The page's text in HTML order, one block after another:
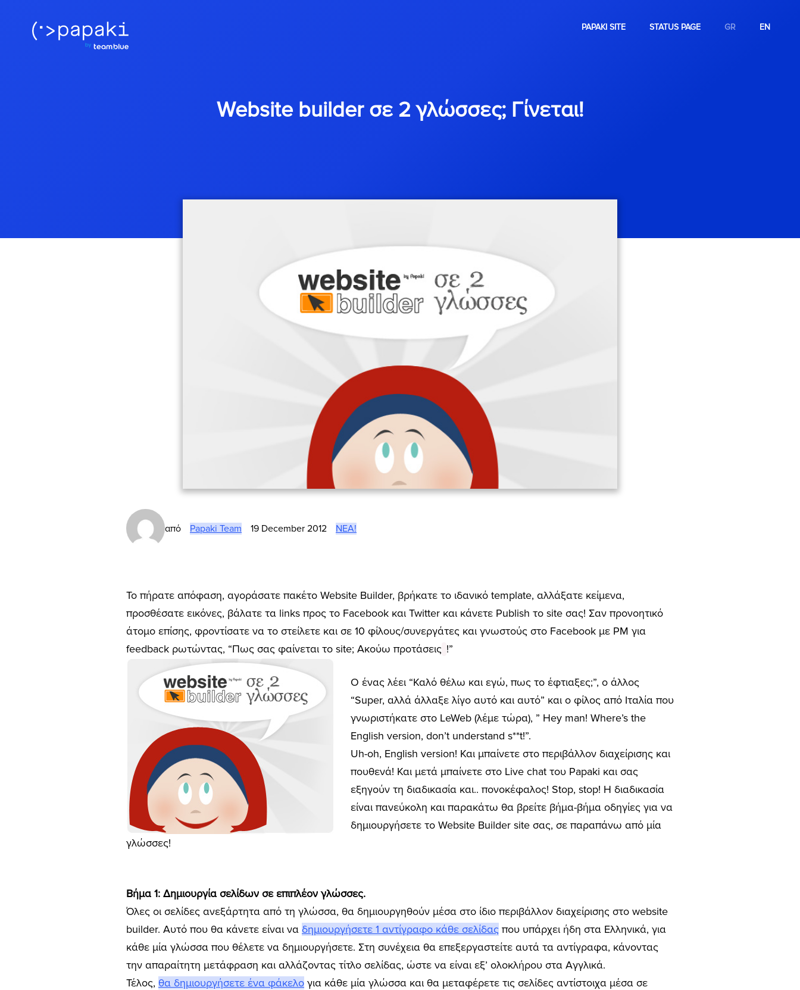
PAPAKI SITE STATUS PAGE GR EN
Website builder σε 2 γλώσσες; Γίνεται!
από Papaki Team 19 December 2012 ΝΈΑ!
Το πήρατε απόφαση, αγοράσατε πακέτο Website Builder, βρήκατε το ιδανικό template, αλλάξατε κείμενα,
προσθέσατε εικόνες, βάλατε τα links προς το Facebook και Twitter και κάνετε Publish το site σας! Σαν προνοητικό
άτομο επίσης, φροντίσατε να το στείλετε και σε 10 φίλους/συνεργάτες και γνωστούς στο Facebook με PM για
feedback ρωτώντας, “Πως σας φαίνεται το site; Ακούω προτάσεις !”
Ο ένας λέει “Καλό θέλω και εγώ, πως το έφτιαξες;”, ο άλλος
“Super, αλλά άλλαξε λίγο αυτό και αυτό” και ο φίλος από Ιταλία που
γνωριστήκατε στο LeWeb (λέμε τώρα), ” Hey man! Where’s the
English version, don’t understand s**t!”.
Uh-oh, English version! Και μπαίνετε στο περιβάλλον διαχείρισης και
πουθενά! Και μετά μπαίνετε στο Live chat του Papaki και σας
εξηγούν τη διαδικασία και.. πονοκέφαλος! Stop, stop! Η διαδικασία
είναι πανεύκολη και παρακάτω θα βρείτε βήμα-βήμα οδηγίες για να
δημιουργήσετε το Website Builder site σας, σε παραπάνω από μία
γλώσσες!
Βήμα 1: Δημιουργία σελίδων σε επιπλέον γλώσσες.
Όλες οι σελίδες ανεξάρτητα από τη γλώσσα, θα δημιουργηθούν μέσα στο ίδιο περιβάλλον διαχείρισης στο website
builder. Αυτό που θα κάνετε είναι να δημιουργήσετε 1 αντίγραφο κάθε σελίδας που υπάρχει ήδη στα Ελληνικά, για
κάθε μία γλώσσα που θέλετε να δημιουργήσετε. Στη συνέχεια θα επεξεργαστείτε αυτά τα αντίγραφα, κάνοντας
την απαραίτητη μετάφραση και αλλάζοντας τίτλο σελίδας, ώστε να είναι εξ’ ολοκλήρου στα Αγγλικά.
Τέλος, θα δημιουργήσετε ένα φάκελο για κάθε μία γλώσσα και θα μεταφέρετε τις σελίδες αντίστοιχα μέσα σε